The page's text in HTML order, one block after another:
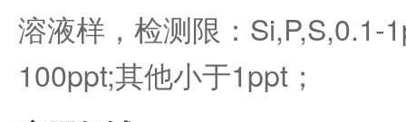
溶液样，检测限：Si,P,S,0.1-
100ppt;其他小于1ppt；